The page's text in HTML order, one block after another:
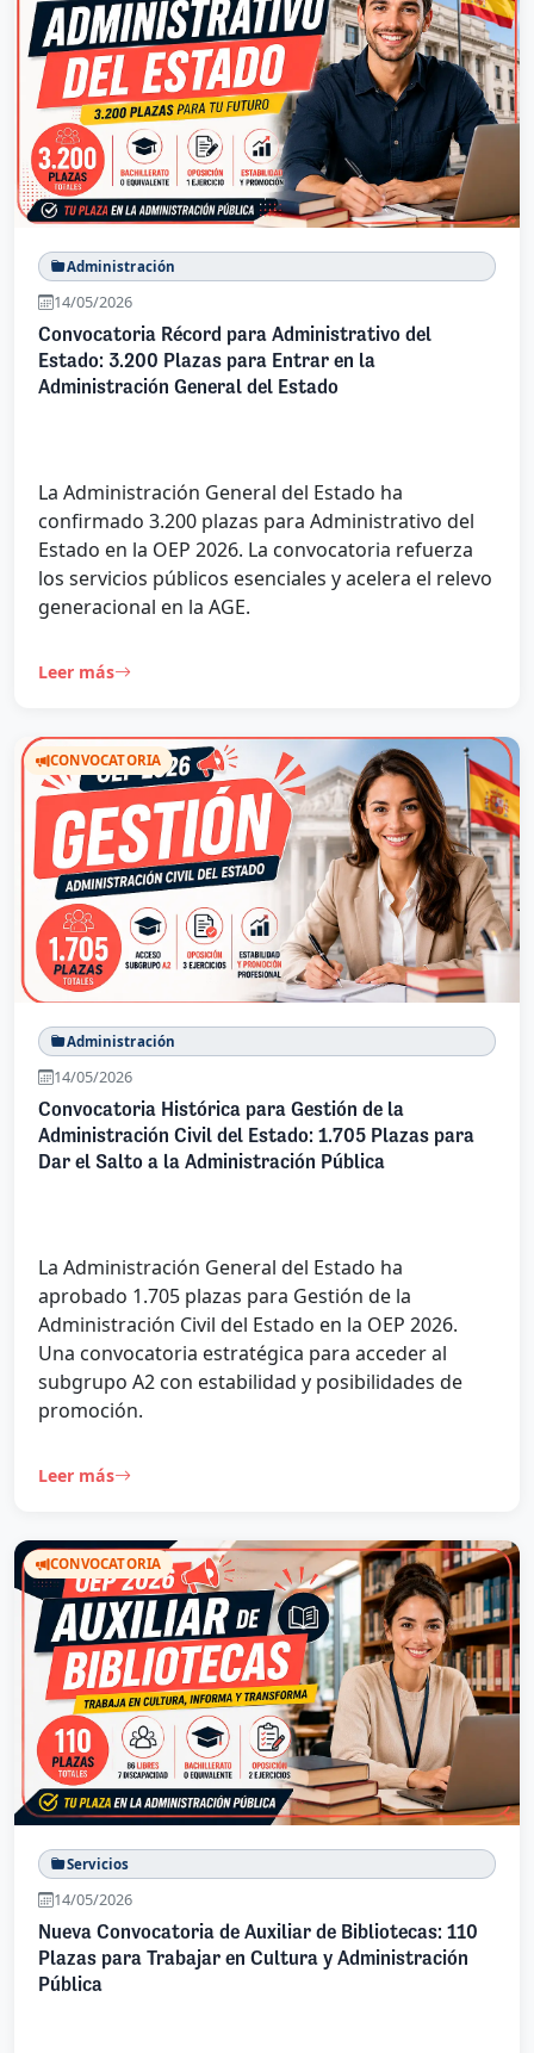
Administración
14/05/2026
Convocatoria Récord para Administrativo del
Estado: 3.200 Plazas para Entrar en la
Administración General del Estado
La Administración General del Estado ha
confirmado 3.200 plazas para Administrativo del
Estado en la OEP 2026. La convocatoria refuerza
los servicios públicos esenciales y acelera el relevo
generacional en la AGE.
Leer más
CONVOCATORIA
Administración
14/05/2026
Convocatoria Histórica para Gestión de la
Administración Civil del Estado: 1.705 Plazas para
Dar el Salto a la Administración Pública
La Administración General del Estado ha
aprobado 1.705 plazas para Gestión de la
Administración Civil del Estado en la OEP 2026.
Una convocatoria estratégica para acceder al
subgrupo A2 con estabilidad y posibilidades de
promoción.
Leer más
CONVOCATORIA
Servicios
14/05/2026
Nueva Convocatoria de Auxiliar de Bibliotecas: 110
Plazas para Trabajar en Cultura y Administración
Pública